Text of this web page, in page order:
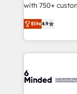
projects •
technology for
English, Spanish,
smarter with AI
with 750+
healthcare, real
150+ HubSpot-
solutions to
Our Expertise 🔹 Onboarding & Implementation:
tailored to your GTM
Elite4.9